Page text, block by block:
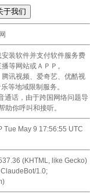
于我们
装软件并支付软件服务费
等网站或ＡＰＰ。
讯视频、爱奇艺、优酷视
等地域限制服务。
通话，由于跨国网络问题导
你呼叫和接听。
Tue May 9 17:56:55 UTC
(KHTML, like Gecko)
1.0;